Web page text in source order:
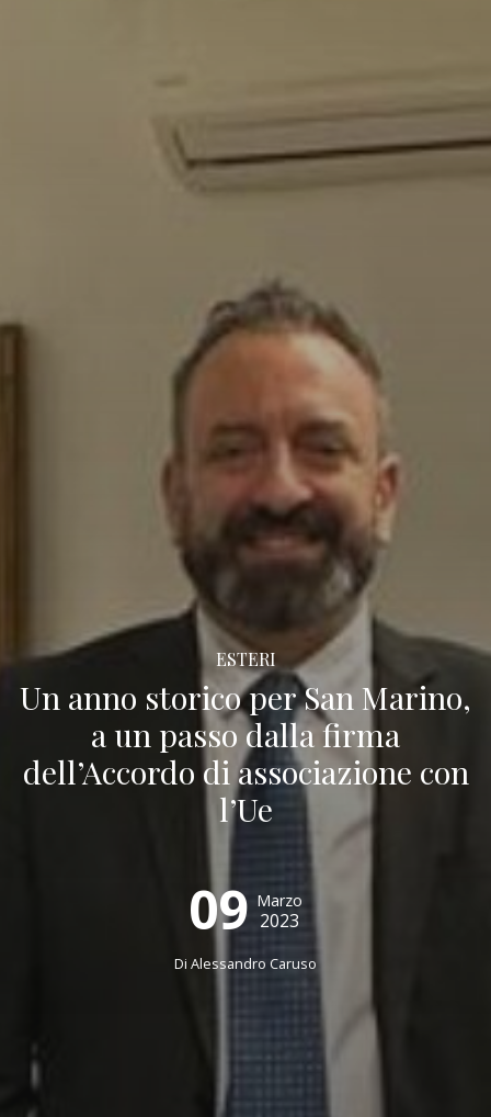
ESTERI
Un anno storico per San Marino,
a un passo dalla firma
dell’Accordo di associazione con
l’Ue
09 Marzo
2023
Di Alessandro Caruso